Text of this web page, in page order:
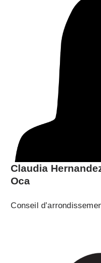
Claudia
Oca
Conseil